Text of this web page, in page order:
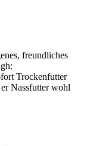
freundliches
Trockenfutter
er Nassfutter wohl